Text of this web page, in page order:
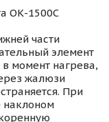
ОК-1500C
части
элемент
момент нагрева,
жалюзи
При
наклоном